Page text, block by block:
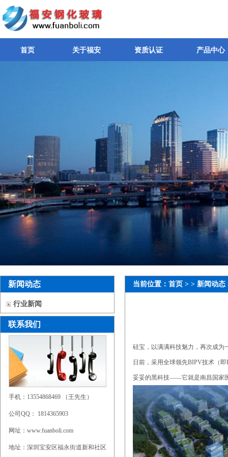
首页 关于福安 资质认证 产品中心
新闻动态
行业新闻
联系我们
手机：13554868469 （王先生）
公司QQ： 1814365903
网址：www.fuanboli.com
地址：深圳宝安区福永街道新和社区
当前位置： 首页 > > 新闻动态
硅宝，以满满科技魅力，再次成为
日前，采用全球领先BIPV技术（
妥妥的黑科技——它就是南昌国家